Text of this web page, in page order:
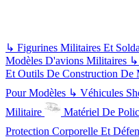
↳ Figurines Militaires Et
Modèles D'avions Militaires ↳
Et Outils De Construction De
Pour Modèles ↳ Véhicules
Militaire
Matériel De
Protection Corporelle Et